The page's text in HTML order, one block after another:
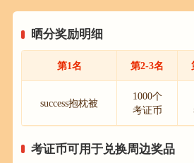
晒分奖励明细
第1名 第2-3名
success抱枕被
1000个
考证币
考证币可用于兑换周边奖品